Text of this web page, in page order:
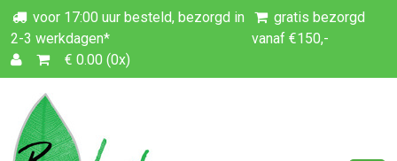
voor 17:00 uur besteld, bezorgd in
2-3 werkdagen*
gratis bezorgd
vanaf €150,-
€ 0.00 (0x)